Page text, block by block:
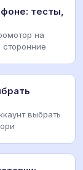
тесты,
на
выбрать